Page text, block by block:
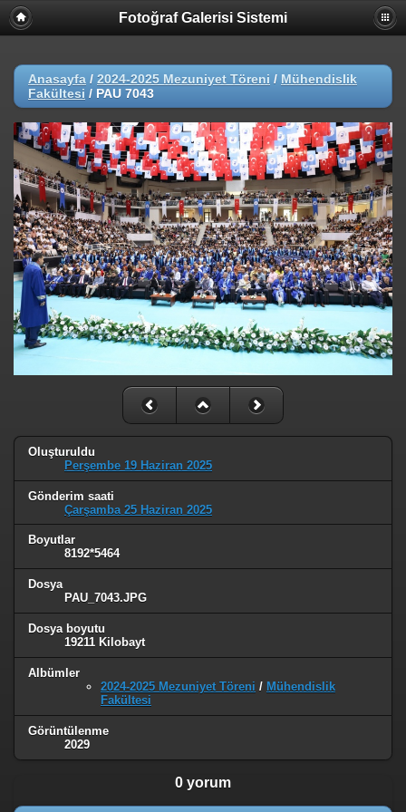
Fotoğraf Galerisi Sistemi
Anasayfa / 2024-2025 Mezuniyet Töreni / Mühendislik
Fakültesi / PAU 7043
Oluşturuldu
Perşembe 19 Haziran 2025
Gönderim saati
Çarşamba 25 Haziran 2025
Boyutlar
8192*5464
Dosya
PAU_7043.JPG
Dosya boyutu
19211 Kilobayt
Albümler
2024-2025 Mezuniyet Töreni / Mühendislik
Fakültesi
Görüntülenme
2029
0 yorum